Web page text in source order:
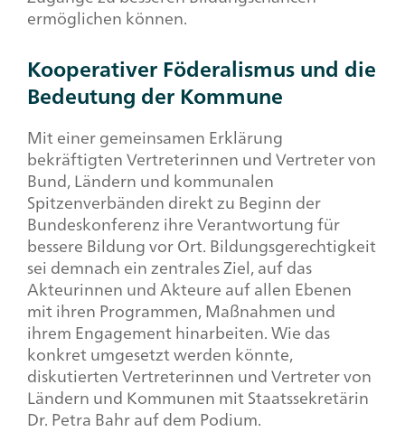
ermöglichen können.
Kooperativer Föderalismus und die
Bedeutung der Kommune
Mit einer gemeinsamen Erklärung
bekräftigten Vertreterinnen und Vertreter von
Bund, Ländern und kommunalen
Spitzenverbänden direkt zu Beginn der
Bundeskonferenz ihre Verantwortung für
bessere Bildung vor Ort. Bildungsgerechtigkeit
sei demnach ein zentrales Ziel, auf das
Akteurinnen und Akteure auf allen Ebenen
mit ihren Programmen, Maßnahmen und
ihrem Engagement hinarbeiten. Wie das
konkret umgesetzt werden könnte,
diskutierten Vertreterinnen und Vertreter von
Ländern und Kommunen mit Staatssekretärin
Dr. Petra Bahr auf dem Podium.